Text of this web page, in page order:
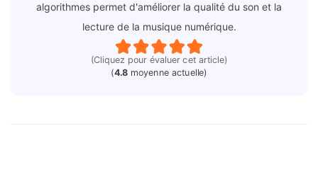
algorithmes permet d'améliorer la qualité du son et la
lecture de la musique numérique.
(Cliquez pour évaluer cet article)
(4.8 moyenne actuelle)